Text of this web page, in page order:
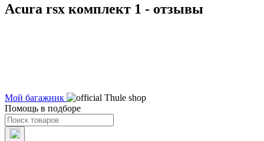
Acura rsx комплект 1 - отзывы
Мой багажник
Помощь в подборе